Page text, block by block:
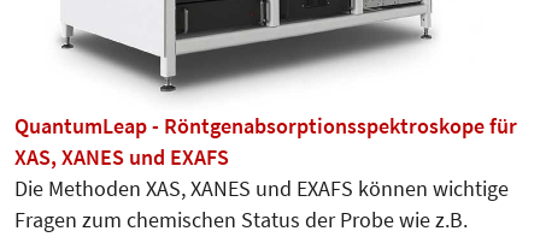
QuantumLeap - Röntgenabsorptionsspektroskope für
XAS, XANES und EXAFS
Die Methoden XAS, XANES und EXAFS können wichtige
Fragen zum chemischen Status der Probe wie z.B.